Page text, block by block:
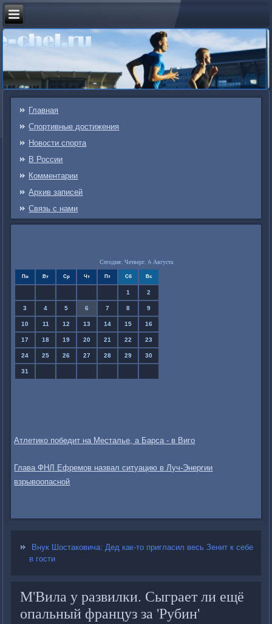
Главная
Спортивные достижения
Новости спорта
В России
Комментарии
Архив записей
Связь c нами
Сегодня: Четверг, 6 Августа
Пн Вт Ср Чт Пт Сб Вс
1 2
3 4 5 6 7 8 9
10 11 12 13 14 15 16
17 18 19 20 21 22 23
24 25 26 27 28 29 30
31
Атлетико победит на Месталье, а Барса - в Виго
Глава ФНЛ Ефремов назвал ситуацию в Луч-Энергии
взрывоопасной
Внук Шостаковича: Дед как-то пригласил весь Зенит к себе
в гости
М'Вила у развилки. Сыграет ли ещё
опальный француз за 'Рубин'